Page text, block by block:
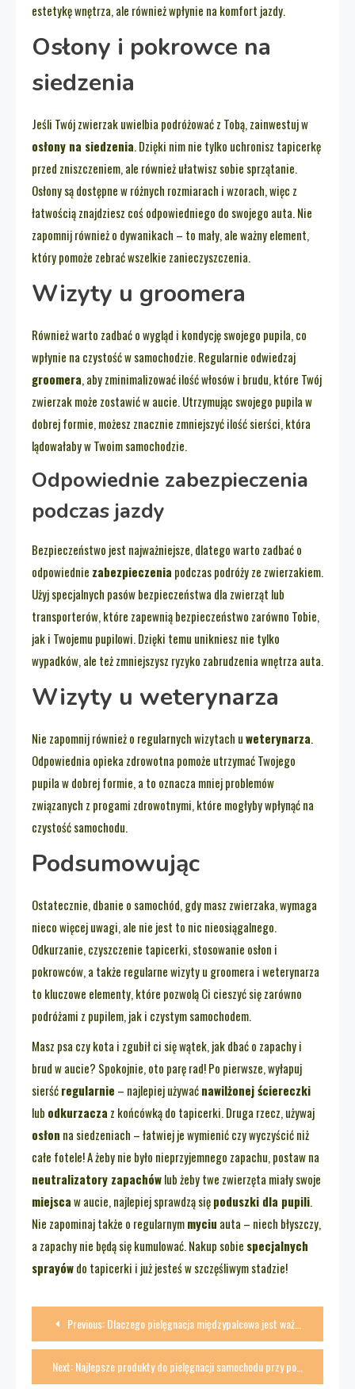
estetykę wnętrza, ale również wpłynie na komfort jazdy.
Osłony i pokrowce na
siedzenia
Jeśli Twój zwierzak uwielbia podróżować z Tobą, zainwestuj w
osłony na siedzenia. Dzięki nim nie tylko uchronisz tapicerkę
przed zniszczeniem, ale również ułatwisz sobie sprzątanie.
Osłony są dostępne w różnych rozmiarach i wzorach, więc z
łatwością znajdziesz coś odpowiedniego do swojego auta. Nie
zapomnij również o dywanikach – to mały, ale ważny element,
który pomoże zebrać wszelkie zanieczyszczenia.
Wizyty u groomera
Również warto zadbać o wygląd i kondycję swojego pupila, co
wpłynie na czystość w samochodzie. Regularnie odwiedzaj
groomera, aby zminimalizować ilość włosów i brudu, które Twój
zwierzak może zostawić w aucie. Utrzymując swojego pupila w
dobrej formie, możesz znacznie zmniejszyć ilość sierści, która
lądowałaby w Twoim samochodzie.
Odpowiednie zabezpieczenia
podczas jazdy
Bezpieczeństwo jest najważniejsze, dlatego warto zadbać o
odpowiednie zabezpieczenia podczas podróży ze zwierzakiem.
Użyj specjalnych pasów bezpieczeństwa dla zwierząt lub
transporterów, które zapewnią bezpieczeństwo zarówno Tobie,
jak i Twojemu pupilowi. Dzięki temu unikniesz nie tylko
wypadków, ale też zmniejszysz ryzyko zabrudzenia wnętrza auta.
Wizyty u weterynarza
Nie zapomnij również o regularnych wizytach uweterynarza.
Odpowiednia opieka zdrowotna pomoże utrzymać Twojego
pupila w dobrej formie, a to oznacza mniej problemów
związanych z progami zdrowotnymi, które mogłyby wpłynąć na
czystość samochodu.
Podsumowując
Ostatecznie, dbanie o samochód, gdy masz zwierzaka, wymaga
nieco więcej uwagi, ale nie jest to nic nieosiągalnego.
Odkurzanie, czyszczenie tapicerki, stosowanie osłon i
pokrowców, a także regularne wizyty u groomera i weterynarza
to kluczowe elementy, które pozwolą Ci cieszyć się zarówno
podróżami z pupilem, jak i czystym samochodem.
Masz psa czy kota i zgubił ci się wątek, jak dbać o zapachy i
brud w aucie? Spokojnie, oto parę rad! Po pierwsze, wyłapuj
sierśćregularnie – najlepiej używaćnawilżonej ściereczki
lub odkurzacza z końcówką do tapicerki. Druga rzecz, używaj
osłon na siedzeniach – łatwiej je wymienić czy wyczyścić niż
całe fotele! A żeby nie było nieprzyjemnego zapachu, postaw na
neutralizatory zapachówlub żeby twe zwierzęta miały swoje
miejscaw aucie, najlepiej sprawdzą siępoduszki dla pupili.
Nie zapominaj także o regularnymmyciu auta – niech błyszczy,
a zapachy nie będą się kumulować. Nakup sobie specjalnych
sprayówdo tapicerki i już jesteś w szczęśliwym stadzie!
Nawigacja
wpisu
Previous:Dlaczego pielęgnacja międzypalcowa jest ważna dla naszych zwierzaków
Next:Najlepsze produkty do pielęgnacji samochodu przy posiadaniu zwierzęcia